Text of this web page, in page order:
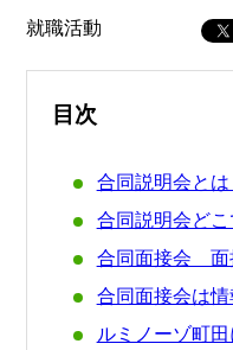
就職活動
目次
合同説明会とは
合同説明会ど
合同面接会 面
合同面接会は
ルミノーゾ町